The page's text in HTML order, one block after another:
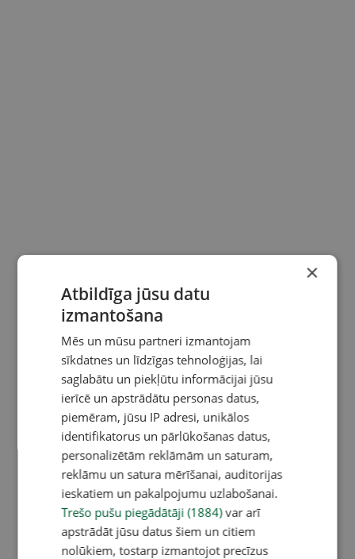
×
Atbildīga jūsu datu
izmantošana
Mēs un mūsu partneri izmantojam
sīkdatnes un līdzīgas tehnoloģijas, lai
saglabātu un piekļūtu informācijai jūsu
ierīcē un apstrādātu personas datus,
piemēram, jūsu IP adresi, unikālos
identifikatorus un pārlūkošanas datus,
personalizētām reklāmām un saturam,
reklāmu un satura mērīšanai, auditorijas
ieskatiem un pakalpojumu uzlabošanai.
Trešo pušu piegādātāji (1884)var arī
apstrādāt jūsu datus šiem un citiem
nolūkiem, tostarp izmantojot precīzus